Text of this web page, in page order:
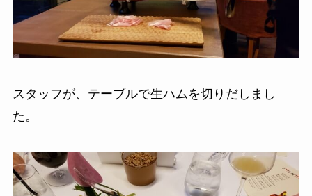
スタッフが、テーブルで生ハムを切りだしまし
た。